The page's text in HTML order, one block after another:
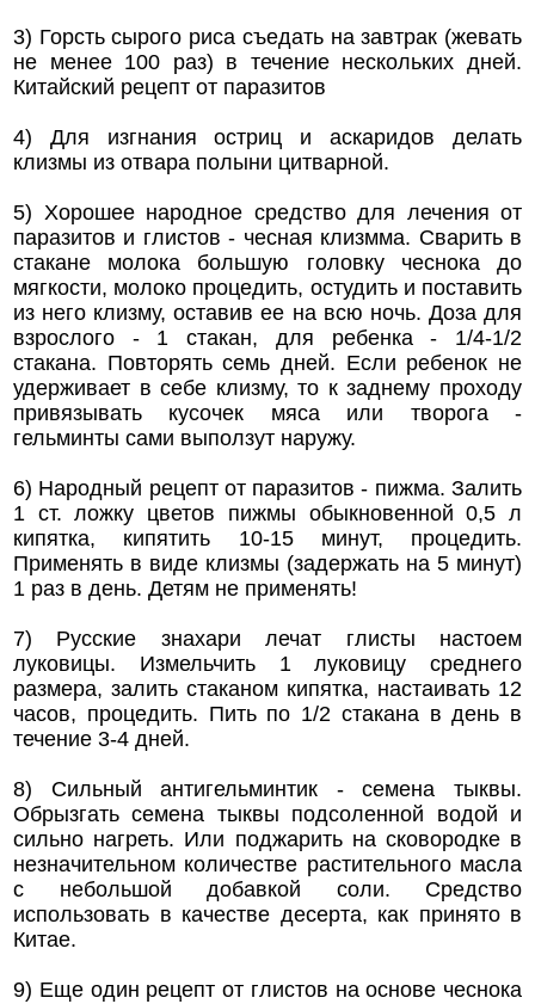
3) Горсть сырого риса съедать на завтрак (жевать
не менее 100 раз) в течение нескольких дней.
Китайский рецепт от паразитов
4) Для изгнания остриц и аскаридов делать
клизмы из отвара полыни цитварной.
5) Хорошее народное средство для лечения от
паразитов и глистов - чесная клизмма. Сварить в
стакане молока большую головку чеснока до
мягкости, молоко процедить, остудить и поставить
из него клизму, оставив ее на всю ночь. Доза для
взрослого - 1 стакан, для ребенка - 1/4-1/2
стакана. Повторять семь дней. Если ребенок не
удерживает в себе клизму, то к заднему проходу
привязывать кусочек мяса или творога -
гельминты сами выползут наружу.
6) Народный рецепт от паразитов - пижма. Залить
1 ст. ложку цветов пижмы обыкновенной 0,5 л
кипятка, кипятить 10-15 минут, процедить.
Применять в виде клизмы (задержать на 5 минут)
1 раз в день. Детям не применять!
7) Русские знахари лечат глисты настоем
луковицы. Измельчить 1 луковицу среднего
размера, залить стаканом кипятка, настаивать 12
часов, процедить. Пить по 1/2 стакана в день в
течение 3-4 дней.
8) Сильный антигельминтик - семена тыквы.
Обрызгать семена тыквы подсоленной водой и
сильно нагреть. Или поджарить на сковородке в
незначительном количестве растительного масла
с небольшой добавкой соли. Средство
использовать в качестве десерта, как принято в
Китае.
9) Еще один рецепт от глистов на основе чеснока